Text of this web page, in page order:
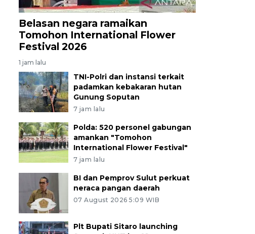
Belasan negara ramaikan
Tomohon International Flower
Festival 2026
1 jam lalu
TNI-Polri dan instansi terkait
padamkan kebakaran hutan
Gunung Soputan
7 jam lalu
Polda: 520 personel gabungan
amankan "Tomohon
International Flower Festival"
7 jam lalu
BI dan Pemprov Sulut perkuat
neraca pangan daerah
07 August 2026 5:09 WIB
Plt Bupati Sitaro launching